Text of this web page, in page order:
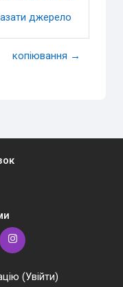
джерело
копіювання →
(Увійти)